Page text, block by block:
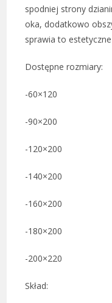
spodniej strony
oka, dodatkowo
sprawia to
Dostępne rozmiary:
-60×120
-90×200
-120×200
-140×200
-160×200
-180×200
-200×220
Skład: